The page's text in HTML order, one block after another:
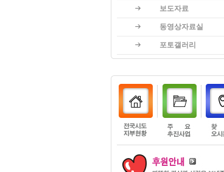
보도자료
동영상자료실
포토갤러리